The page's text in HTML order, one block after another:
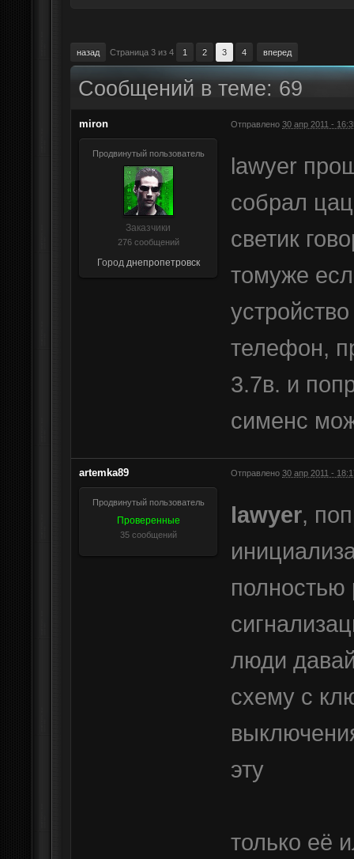
назад Страница 3 из 4 1 2 3 4 вперед
Сообщений в теме: 69
miron Отправлено 30 апр 2011 -
Продвинутый пользователь
Заказчики
276 сообщений
Город днепропетровск
lawyer
собрал
светик
томуже
телефон,
3.7в. и
сименс
artemka89 Отправлено 30 апр 2011 -
Продвинутый пользователь
Проверенные
35 сообщений
lawyer,
полностью
люди
схему с
эту
только её